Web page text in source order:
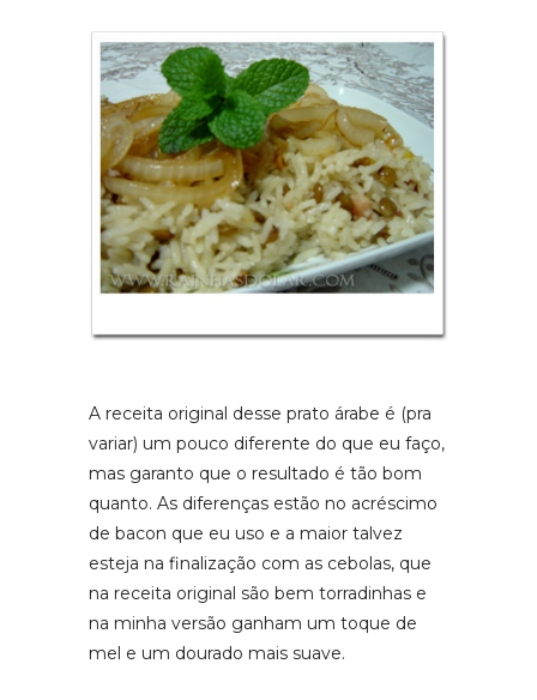
A receita original desse prato árabe é (pra
variar) um pouco diferente do que eu faço,
mas garanto que o resultado é tão bom
quanto. As diferenças estão no acréscimo
de bacon que eu uso e a maior talvez
esteja na finalização com as cebolas, que
na receita original são bem torradinhas e
na minha versão ganham um toque de
mel e um dourado mais suave.